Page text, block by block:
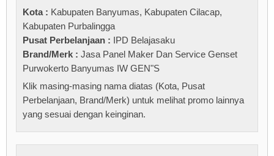
Kota : Kabupaten Banyumas, Kabupaten Cilacap,
Kabupaten Purbalingga
Pusat Perbelanjaan : IPD Belajasaku
Brand/Merk : Jasa Panel Maker Dan Service Genset
Purwokerto Banyumas IW GEN"S
Klik masing-masing nama diatas (Kota, Pusat
Perbelanjaan, Brand/Merk) untuk melihat promo lainnya
yang sesuai dengan keinginan.